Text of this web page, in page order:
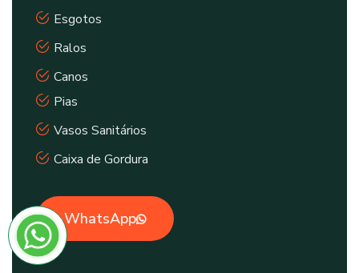
Esgotos
Ralos
Canos
Pias
Vasos Sanitários
Caixa de Gordura
WhatsApp